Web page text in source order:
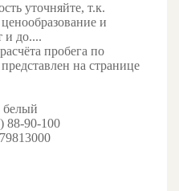
уточняйте, т.к.
и
и до....
пробега по
на странице
белый
88-90-100